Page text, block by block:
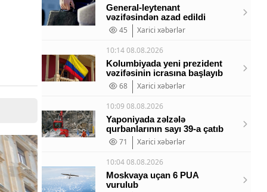
General-leytenant
vəzifəsindən azad edildi
45
Xarici xəbərlər
10:14 08.08.2026
Kolumbiyada yeni prezident
vəzifəsinin icrasına başlayıb
68
Xarici xəbərlər
10:09 08.08.2026
Yaponiyada zəlzələ
qurbanlarının sayı 39-a çatıb
71
Xarici xəbərlər
10:04 08.08.2026
Moskvaya uçan 6 PUA
vurulub